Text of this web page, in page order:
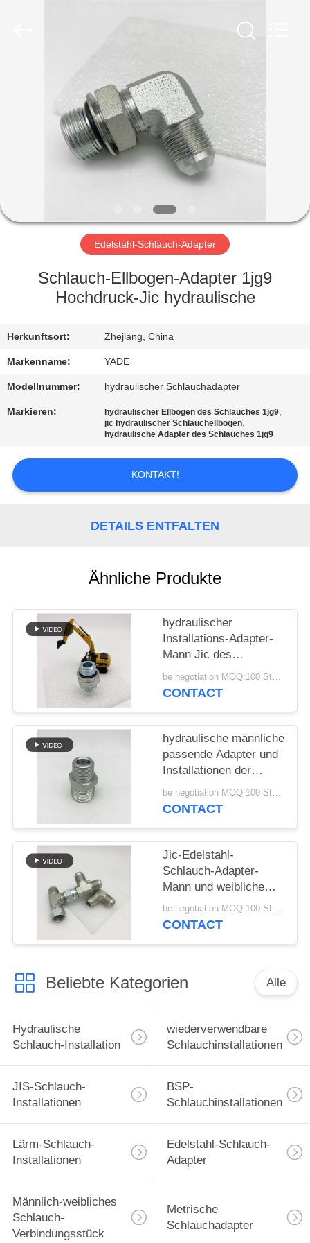
PRODUKTE
FABRIK-
AUSFLUG
QUALITÄTSKONTROLLE
TRETEN
SIE
MIT
UNS
FORDERN
SITEMAP
PRIVACY
Edelstahl-Schlauch-Adapter
Schlauch-Ellbogen-Adapter 1jg9
Hochdruck-Jic hydraulische
Herkunftsort: Zhejiang, China
Markenname: YADE
Modellnummer: hydraulischer Schlauchadapter
Markieren: hydraulischer Ellbogen des Schlauches 1jg9,
jic hydraulischer Schlauchellbogen,
hydraulische Adapter des Schlauches 1jg9
KONTAKT!
DETAILS ENTFALTEN
Ähnliche Produkte
hydraulischer
Installations-Adapter-
Mann Jic des
Schlauch-1jh zu
metrischem O Ring
be negotiation MOQ:100 Stücke
CONTACT
hydraulische männliche
passende Adapter und
Installationen der
Schlauchleitung
männlicher hoher
be negotiation MOQ:100 Stücke
CONTACT
Jic-Edelstahl-
Schlauch-Adapter-
Mann und weibliche
hydraulische T-
Verschraubung
be negotiation MOQ:100 Stücke
CONTACT
Beliebte Kategorien Alle
Hydraulische
Schlauch-Installation
wiederverwendbare
Schlauchinstallationen
JIS-Schlauch-
Installationen
BSP-
Schlauchinstallationen
Lärm-Schlauch-
Installationen
Edelstahl-Schlauch-
Adapter
Männlich-weibliches
Schlauch-
Verbindungsstück
Metrische
Schlauchadapter